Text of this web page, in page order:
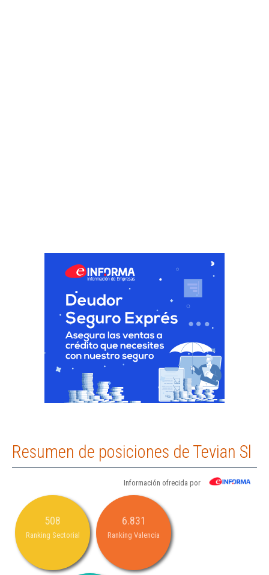
Resumen de posiciones de Tevian Sl
Información ofrecida por
508
Ranking Sectorial
6.831
Ranking Valencia